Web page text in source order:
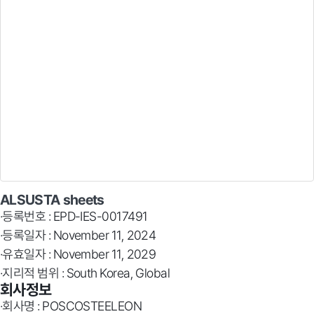
ALSUSTA sheets
·등록번호 : EPD-IES-0017491
·등록일자 : November 11, 2024
·유효일자 : November 11, 2029
·지리적 범위 : South Korea, Global
회사정보
·회사명 : POSCOSTEELEON